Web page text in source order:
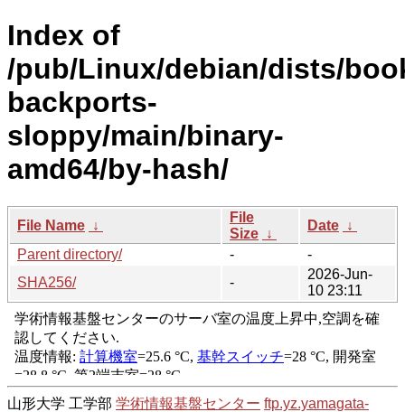
Index of
/pub/Linux/debian/dists/
backports-
sloppy/main/binary-
amd64/by-hash/
File Name ↓
File
Size ↓
Date ↓
Parent directory/
-
-
SHA256/
-
2026-Jun-
10 23:11
山形大学 工学部 学術情報基盤センター ftp.yz.yamagata-